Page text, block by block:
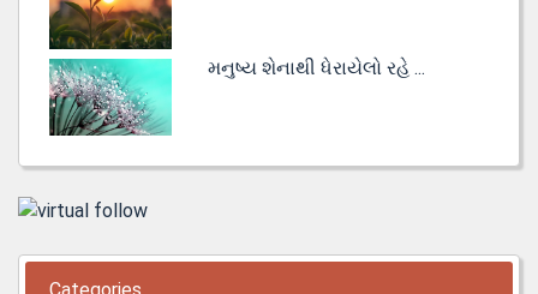
મનુષ્ય શેનાથી ધેરાયેલો રહે ...